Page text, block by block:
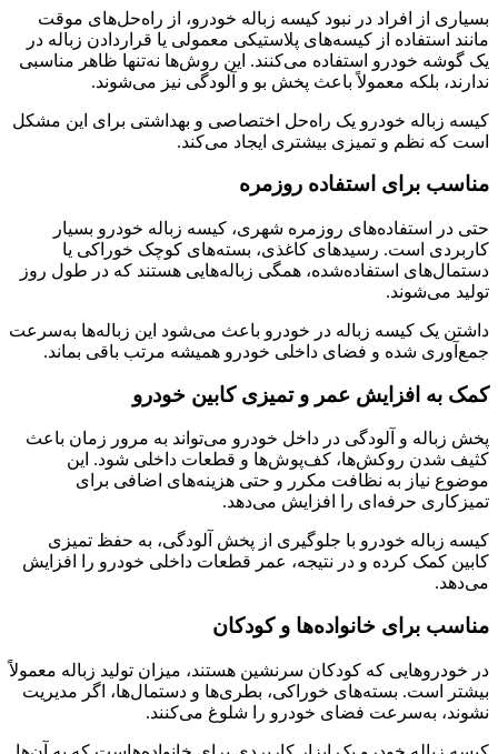
بسیاری از افراد در نبود کیسه زباله خودرو، از راه‌حل‌های موقت
مانند استفاده از کیسه‌های پلاستیکی معمولی یا قراردادن زباله در
یک گوشه خودرو استفاده می‌کنند. این روش‌ها نه‌تنها ظاهر مناسبی
ندارند، بلکه معمولاً باعث پخش بو و آلودگی نیز می‌شوند.
کیسه زباله خودرو یک راه‌حل اختصاصی و بهداشتی برای این مشکل
است که نظم و تمیزی بیشتری ایجاد می‌کند.
مناسب برای استفاده روزمره
حتی در استفاده‌های روزمره شهری، کیسه زباله خودرو بسیار
کاربردی است. رسیدهای کاغذی، بسته‌های کوچک خوراکی یا
دستمال‌های استفاده‌شده، همگی زباله‌هایی هستند که در طول روز
تولید می‌شوند.
داشتن یک کیسه زباله در خودرو باعث می‌شود این زباله‌ها به‌سرعت
جمع‌آوری شده و فضای داخلی خودرو همیشه مرتب باقی بماند.
کمک به افزایش عمر و تمیزی کابین خودرو
پخش زباله و آلودگی در داخل خودرو می‌تواند به مرور زمان باعث
کثیف شدن روکش‌ها، کف‌پوش‌ها و قطعات داخلی شود. این
موضوع نیاز به نظافت مکرر و حتی هزینه‌های اضافی برای
تمیزکاری حرفه‌ای را افزایش می‌دهد.
کیسه زباله خودرو با جلوگیری از پخش آلودگی، به حفظ تمیزی
کابین کمک کرده و در نتیجه، عمر قطعات داخلی خودرو را افزایش
می‌دهد.
مناسب برای خانواده‌ها و کودکان
در خودروهایی که کودکان سرنشین هستند، میزان تولید زباله معمولاً
بیشتر است. بسته‌های خوراکی، بطری‌ها و دستمال‌ها، اگر مدیریت
نشوند، به‌سرعت فضای خودرو را شلوغ می‌کنند.